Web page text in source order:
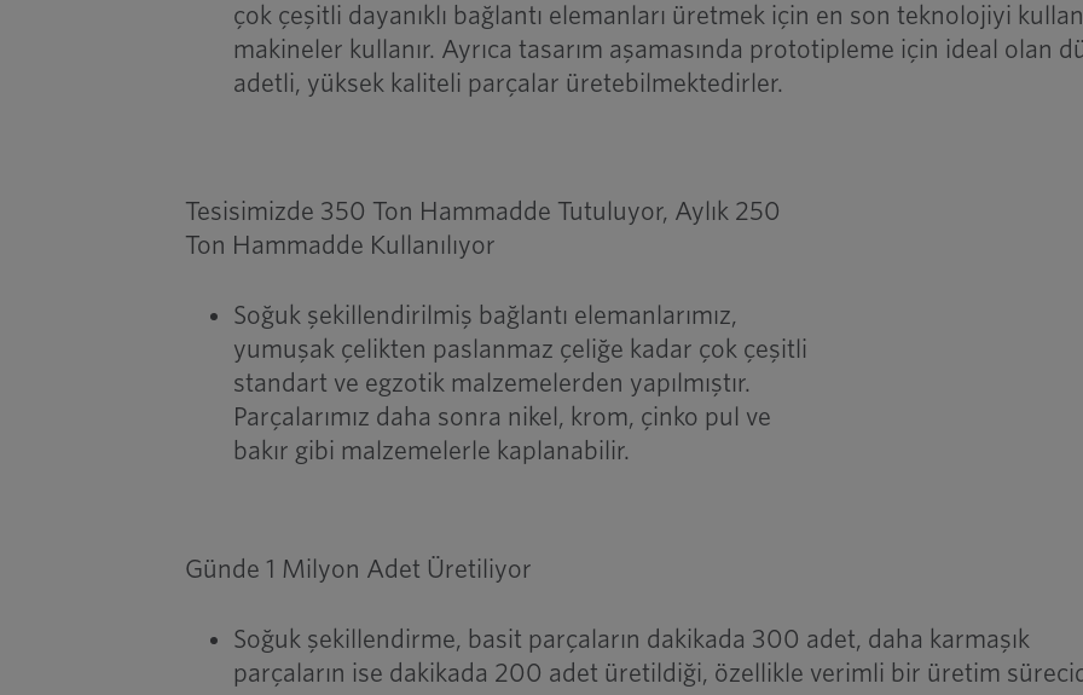
çok çeşitli dayanıklı bağlantı elemanları üretmek için en son teknolojiyi
makineler kullanır. Ayrıca tasarım aşamasında prototipleme için ideal olan
adetli, yüksek kaliteli parçalar üretebilmektedirler.
Tesisimizde 350 Ton Hammadde Tutuluyor, Aylık 250
Ton Hammadde Kullanılıyor
Soğuk şekillendirilmiş bağlantı elemanlarımız,
yumuşak çelikten paslanmaz çeliğe kadar çok çeşitli
standart ve egzotik malzemelerden yapılmıştır.
Parçalarımız daha sonra nikel, krom, çinko pul ve
bakır gibi malzemelerle kaplanabilir.
Günde 1 Milyon Adet Üretiliyor
Soğuk şekillendirme, basit parçaların dakikada 300 adet, daha karmaşık
parçaların ise dakikada 200 adet üretildiği, özellikle verimli bir üretim